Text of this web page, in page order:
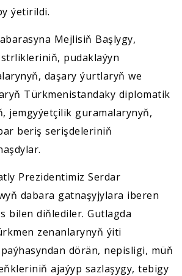
ýetirildi.
Mejlisiň Başlygy,
pudaklaýyn
daşary ýurtlaryň we
Türkmenistandaky diplomatik
jemgyýetçilik guramalarynyň,
beriş serişdeleriniň
Prezidentimiz Serdar
dabara gatnaşyjylara iberen
bilen diňlediler. Gutlagda
zenanlarynyň ýiti
dörän, nepisligi, müň
ajaýyp sazlaşygy, tebigy